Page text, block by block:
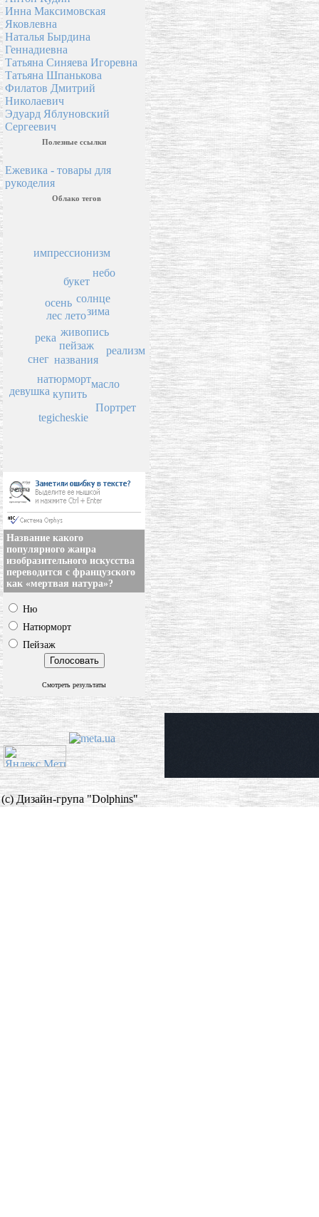
Инна Максимовская
Яковлевна
Наталья Бырдина
Геннадиевна
Татьяна Синяева Игоревна
Татьяна Шпанькова
Филатов Дмитрий
Николаевич
Эдуард Яблуновский
Сергеевич
Полезные ссылки
Ежевика - товары для
рукоделия
Облако тегов
пейзаж
названия
живопись
лето
натюрморт
купить
солнце
лес
зима
осень
букет
масло
река
снег
tegicheskie
реализм
небо
импрессионизм
Портрет
девушка
Название какого
популярного жанра
изобразительного искусства
переводится с французского
как «мертвая натура»?
Ню
Натюрморт
Пейзаж
Смотреть результаты
(c) Дизайн-група "Dolphins"